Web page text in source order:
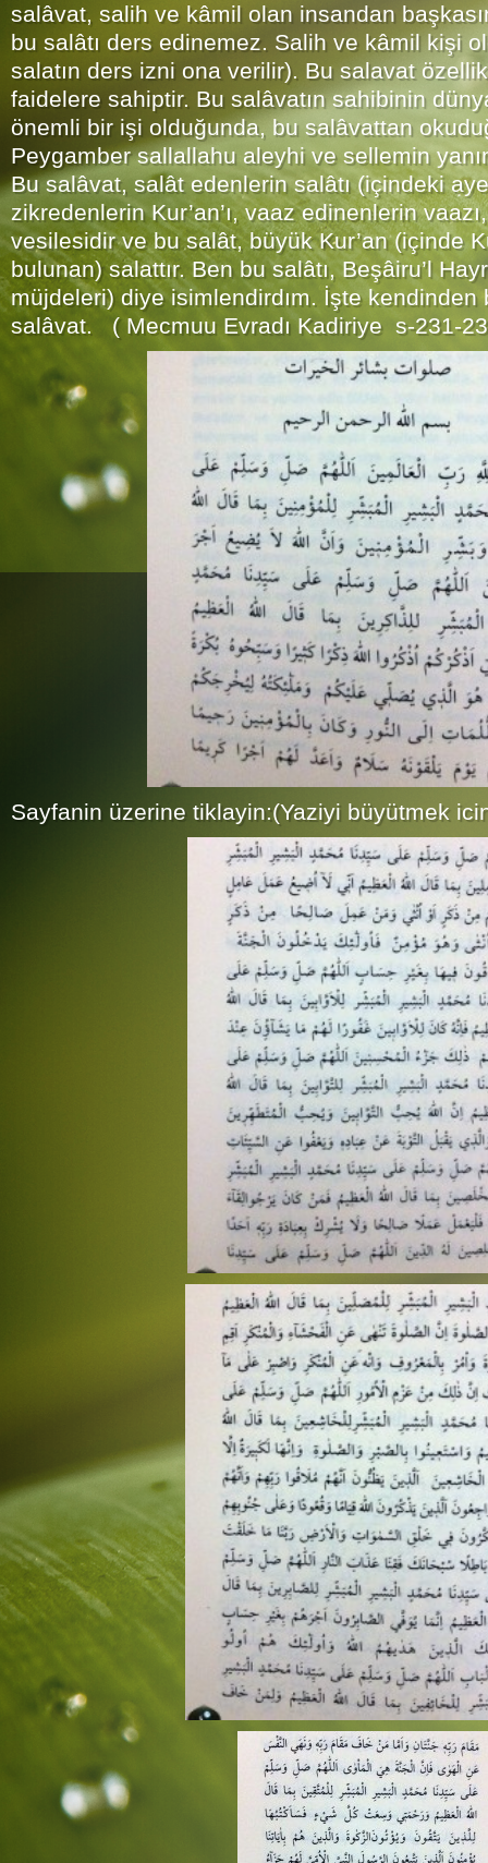
salâvat, salih ve kâmil olan insandan
bu salâtı ders edinemez. Salih ve kâmil kişi
salatın ders izni ona verilir). Bu salavat
faidelere sahiptir. Bu salâvatın sahibinin
önemli bir işi olduğunda, bu salâvattan
Peygamber sallallahu aleyhi ve sellemin
Bu salâvat, salât edenlerin salâtı (içindeki
zikredenlerin Kur’an’ı, vaaz edinenlerin
vesilesidir ve bu salât, büyük Kur’an (içinde
bulunan) salattır. Ben bu salâtı, Beşâiru’l
müjdeleri) diye isimlendirdım. İşte kendinden
salâvat. ( Mecmuu Evradı Kadiriye s-231-
Sayfanin üzerine tiklayin:(Yaziyi büyütmek